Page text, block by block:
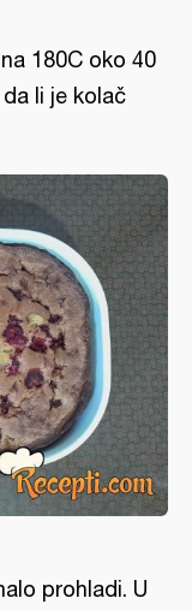
180C oko 40
li je kolač
prohladi. U